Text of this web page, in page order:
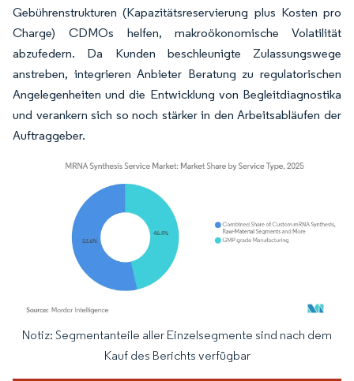
Gebührenstrukturen (Kapazitätsreservierung plus Kosten pro
Charge) CDMOs helfen, makroökonomische Volatilität
abzufedern. Da Kunden beschleunigte Zulassungswege
anstreben, integrieren Anbieter Beratung zu regulatorischen
Angelegenheiten und die Entwicklung von Begleitdiagnostika
und verankern sich so noch stärker in den Arbeitsabläufen der
Auftraggeber.
Bild © Mordor Intelligence. Wiederverwendung erfordert Namensnennung
Notiz: Segmentanteile aller Einzelsegmente sind nach dem
Kauf des Berichts verfügbar